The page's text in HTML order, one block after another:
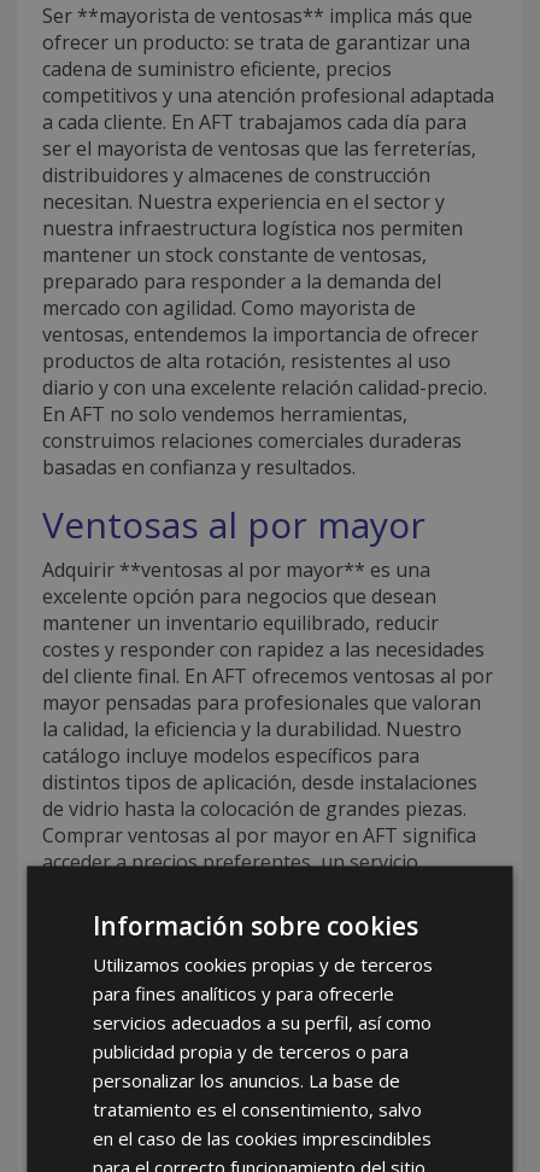
Ser **mayorista de ventosas** implica más que
ofrecer un producto: se trata de garantizar una
cadena de suministro eficiente, precios
competitivos y una atención profesional adaptada
a cada cliente. En AFT trabajamos cada día para
ser el mayorista de ventosas que las ferreterías,
distribuidores y almacenes de construcción
necesitan. Nuestra experiencia en el sector y
nuestra infraestructura logística nos permiten
mantener un stock constante de ventosas,
preparado para responder a la demanda del
mercado con agilidad. Como mayorista de
ventosas, entendemos la importancia de ofrecer
productos de alta rotación, resistentes al uso
diario y con una excelente relación calidad-precio.
En AFT no solo vendemos herramientas,
construimos relaciones comerciales duraderas
basadas en confianza y resultados.
Ventosas al por mayor
Adquirir **ventosas al por mayor** es una
excelente opción para negocios que desean
mantener un inventario equilibrado, reducir
costes y responder con rapidez a las necesidades
del cliente final. En AFT ofrecemos ventosas al por
mayor pensadas para profesionales que valoran
la calidad, la eficiencia y la durabilidad. Nuestro
catálogo incluye modelos específicos para
distintos tipos de aplicación, desde instalaciones
de vidrio hasta la colocación de grandes piezas.
Comprar ventosas al por mayor en AFT significa
acceder a precios preferentes, un servicio
permanente. Nos aseguramos de que cada cliente
reciba las herramientas que necesita en el
momento justo, con la garantía de un mayorista
comprometido con su éxito. Las ventosas al por
mayor que comercializamos combinan
funcionalidad, resistencia y seguridad, cumpliendo
con los estándares más exigentes del sector.
Tu mejor opción de mayorista de
ventosas con AFT
Información sobre cookies
Utilizamos cookies propias y de terceros
para fines analíticos y para ofrecerle
servicios adecuados a su perfil, así como
publicidad propia y de terceros o para
personalizar los anuncios. La base de
tratamiento es el consentimiento, salvo
en el caso de las cookies imprescindibles
para el correcto funcionamiento del sitio